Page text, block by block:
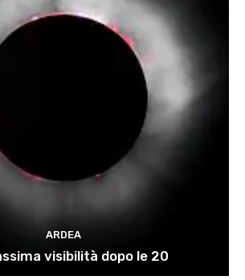
ARDEA
visibilità dopo le 20